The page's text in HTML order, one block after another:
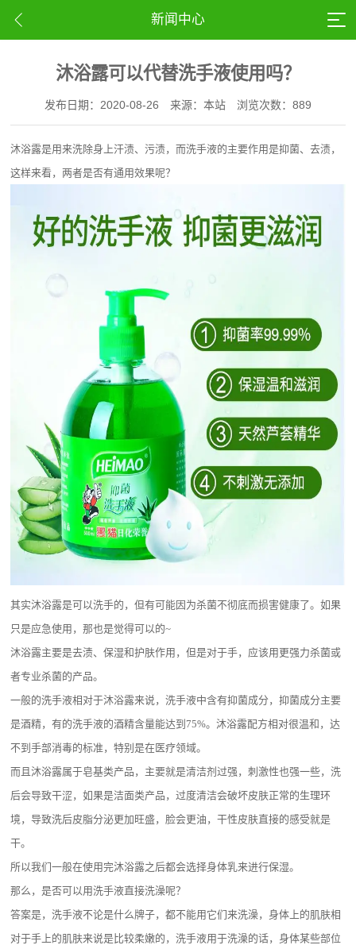
新闻中心
沐浴露可以代替洗手液使用吗？
发布日期：2020-08-26 来源：本站 浏览次数：889
沐浴露是用来洗除身上汗渍、污渍，而洗手液的主要作用是抑菌、去渍，
这样来看，两者是否有通用效果呢？
其实沐浴露是可以洗手的，但有可能因为杀菌不彻底而损害健康了。如果
只是应急使用，那也是觉得可以的~
沐浴露主要是去渍、保湿和护肤作用，但是对于手，应该用更强力杀菌或
者专业杀菌的产品。
一般的洗手液相对于沐浴露来说，洗手液中含有抑菌成分，抑菌成分主要
是酒精，有的洗手液的酒精含量能达到 75%。沐浴露配方相对很温和，达
不到手部消毒的标准，特别是在医疗领域。
而且沐浴露属于皂基类产品，主要就是清洁剂过强，刺激性也强一些，洗
后会导致干涩，如果是洁面类产品，过度清洁会破坏皮肤正常的生理环
境，导致洗后皮脂分泌更加旺盛，脸会更油，干性皮肤直接的感受就是
干。
所以我们一般在使用完沐浴露之后都会选择身体乳来进行保湿。
那么，是否可以用洗手液直接洗澡呢？
答案是，洗手液不论是什么牌子，都不能用它们来洗澡，身体上的肌肤相
对于手上的肌肤来说是比较柔嫩的，洗手液用于洗澡的话，身体某些部位